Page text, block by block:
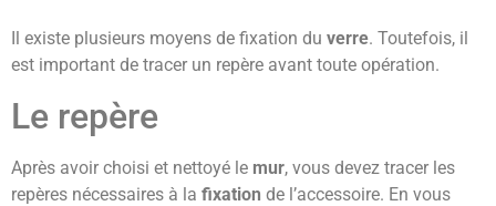
Il existe plusieurs moyens de fixation du verre. Toutefois, il
est important de tracer un repère avant toute opération.
Le repère
Après avoir choisi et nettoyé le mur, vous devez tracer les
repères nécessaires à la fixation de l’accessoire. En vous